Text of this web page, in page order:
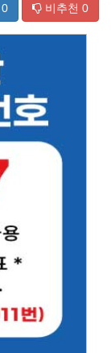
0 비추천 0